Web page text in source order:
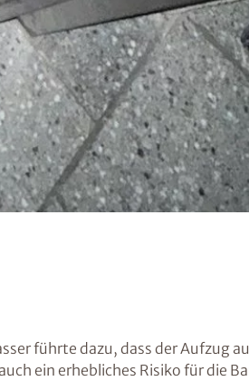
führte dazu, dass der Aufzug
ein erhebliches Risiko für die